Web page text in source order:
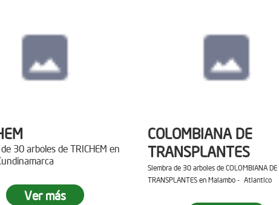
30 arboles de TRICHEM en
Ver más
COLOMBIANA DE
TRANSPLANTES
Siembra de 30 arboles de COLOMBIANA DE
TRANSPLANTES en Malambo - Atlantico